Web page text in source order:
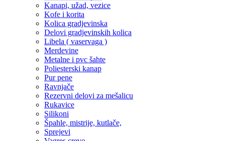
Kanapi, užad, vezice
Kofe i korita
Kolica gradjevinska
Delovi gradjevinskih kolica
Libela ( vaservaga )
Merdevine
Metalne i pvc šahte
Poliesterski kanap
Pur pene
Ravnjače
Rezervni delovi za mešalicu
Rukavice
Silikoni
Špahle, mistrije, kutlače,
Sprejevi